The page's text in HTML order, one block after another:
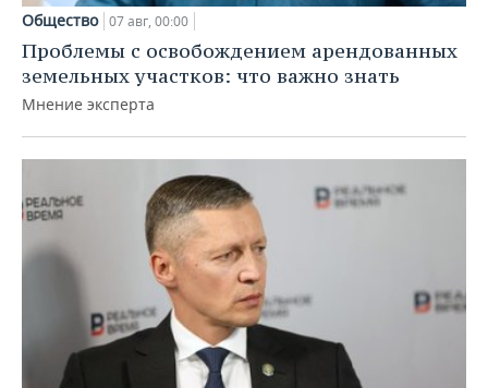
Общество 07 авг, 00:00
Проблемы с освобождением арендованных
земельных участков: что важно знать
Мнение эксперта